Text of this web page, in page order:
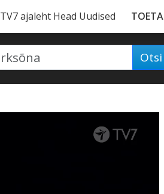
TV7 ajaleht Head Uudised TOETA
Otsi